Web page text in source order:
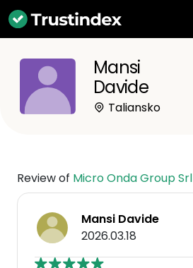
Mansi
Davide
Taliansko
Review of Micro Onda Group Srl
Mansi Davide
2026.03.18